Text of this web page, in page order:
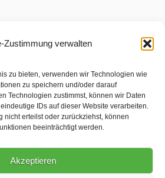
Zustimmung verwalten
zu bieten, verwenden wir Technologien wie
zu speichern und/oder darauf
Technologien zustimmst, können wir Daten
IDs auf dieser Website verarbeiten.
nicht erteilst oder zurückziehst, können
beeinträchtigt werden.
Akzeptieren